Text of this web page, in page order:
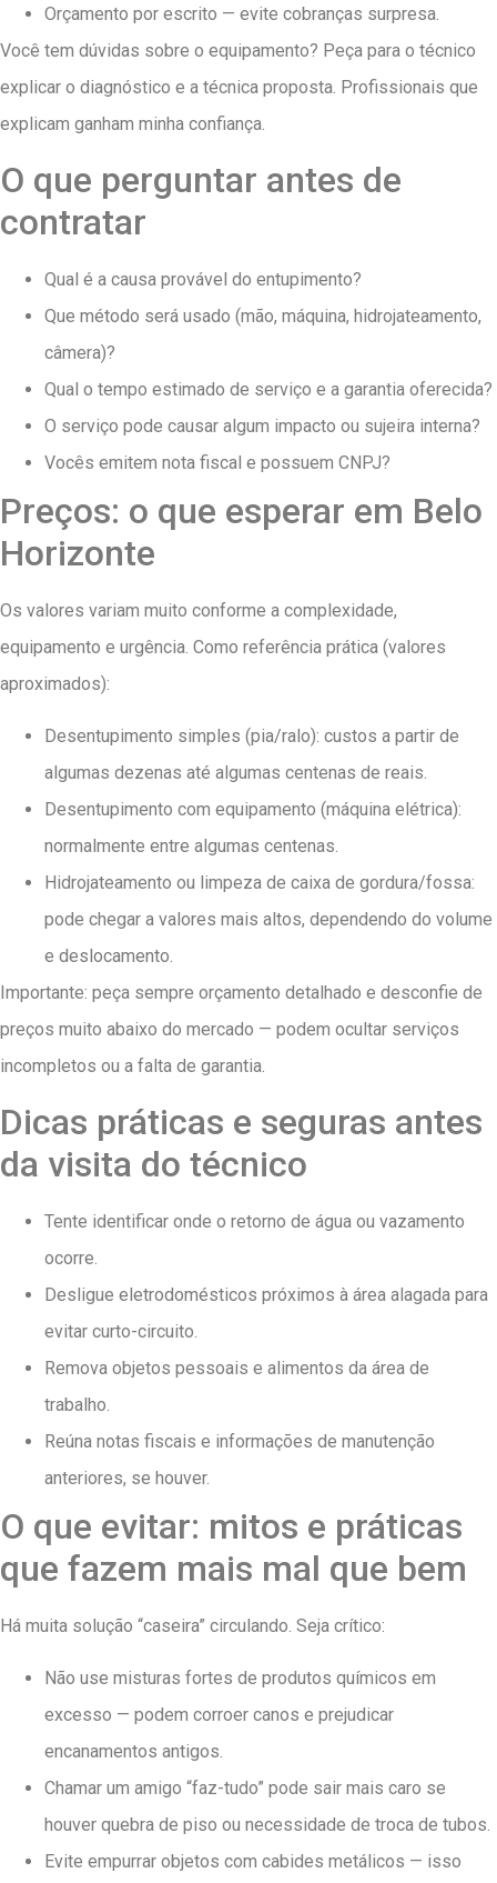
Orçamento por escrito — evite cobranças surpresa.
Você tem dúvidas sobre o equipamento? Peça para o técnico
explicar o diagnóstico e a técnica proposta. Profissionais que
explicam ganham minha confiança.
O que perguntar antes de
contratar
Qual é a causa provável do entupimento?
Que método será usado (mão, máquina, hidrojateamento,
câmera)?
Qual o tempo estimado de serviço e a garantia oferecida?
O serviço pode causar algum impacto ou sujeira interna?
Vocês emitem nota fiscal e possuem CNPJ?
Preços: o que esperar em Belo
Horizonte
Os valores variam muito conforme a complexidade,
equipamento e urgência. Como referência prática (valores
aproximados):
Desentupimento simples (pia/ralo): custos a partir de
algumas dezenas até algumas centenas de reais.
Desentupimento com equipamento (máquina elétrica):
normalmente entre algumas centenas.
Hidrojateamento ou limpeza de caixa de gordura/fossa:
pode chegar a valores mais altos, dependendo do volume
e deslocamento.
Importante: peça sempre orçamento detalhado e desconfie de
preços muito abaixo do mercado — podem ocultar serviços
incompletos ou a falta de garantia.
Dicas práticas e seguras antes
da visita do técnico
Tente identificar onde o retorno de água ou vazamento
ocorre.
Desligue eletrodomésticos próximos à área alagada para
evitar curto-circuito.
Remova objetos pessoais e alimentos da área de
trabalho.
Reúna notas fiscais e informações de manutenção
anteriores, se houver.
O que evitar: mitos e práticas
que fazem mais mal que bem
Há muita solução “caseira” circulando. Seja crítico:
Não use misturas fortes de produtos químicos em
excesso — podem corroer canos e prejudicar
encanamentos antigos.
Chamar um amigo “faz-tudo” pode sair mais caro se
houver quebra de piso ou necessidade de troca de tubos.
Evite empurrar objetos com cabides metálicos — isso